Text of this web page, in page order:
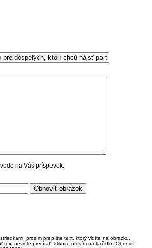
na Váš príspevok.
prosím prepíšte text, ktorý vidíte na obrázku.
neviete prečítať, kliknite prosím na tlačidlo "Obnoviť